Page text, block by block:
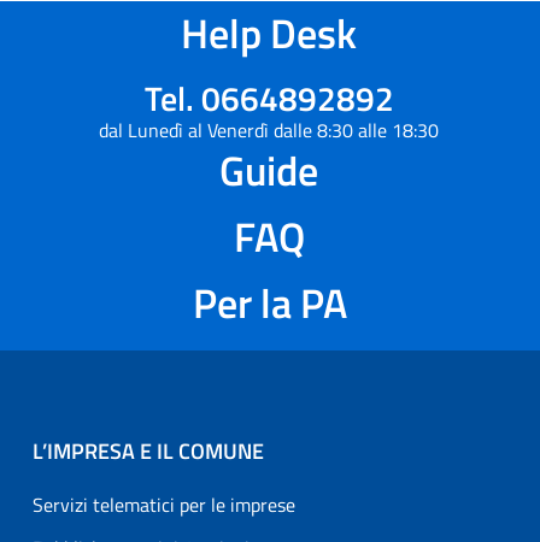
Help Desk
Tel. 0664892892
dal Lunedì al Venerdì dalle 8:30 alle 18:30
Guide
FAQ
Per la PA
L’IMPRESA E IL COMUNE
Servizi telematici per le imprese